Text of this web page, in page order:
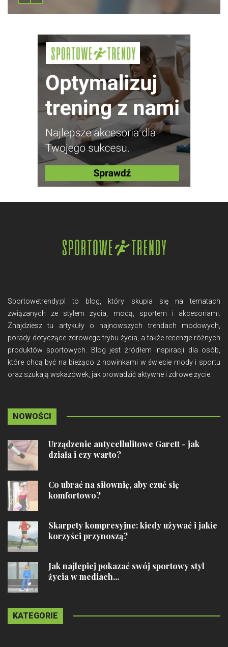
Sportowetrendy.pl to blog, który skupia się na tematach
związanych ze stylem życia, modą, sportem i akcesoriami.
Znajdziesz tu artykuły o najnowszych trendach modowych,
porady dotyczące zdrowego trybu życia, a także recenzje różnych
produktów sportowych. Blog jest źródłem inspiracji dla osób,
które chcą być na bieżąco z nowinkami w świecie mody i sportu
oraz szukają wskazówek, jak prowadzić aktywne i zdrowe życie.
NOWOŚCI
Urządzenie antycellulitowe Garett - jak
działa i czy warto?
Co ubrać na siłownię, aby czuć się
komfortowo?
Skarpety kompresyjne: kiedy używać i jakie
korzyści przynoszą?
Jak najlepiej pokazać swój sportowy styl
życia w mediach...
KATEGORIE